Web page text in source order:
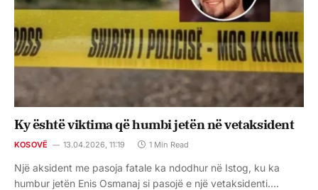
Ky është viktima që humbi jetën në vetaksident
KOSOVË 13.04.2026, 11:19 1 Min Read
Një aksident me pasoja fatale ka ndodhur në Istog, ku ka
humbur jetën Enis Osmanaj si pasojë e një vetaksidenti.…